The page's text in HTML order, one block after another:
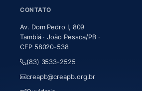
CONTATO
Av. Dom Pedro I, 809
Tambiá · João Pessoa/PB ·
CEP 58020-538
(83) 3533-2525
creapb@creapb.org.br